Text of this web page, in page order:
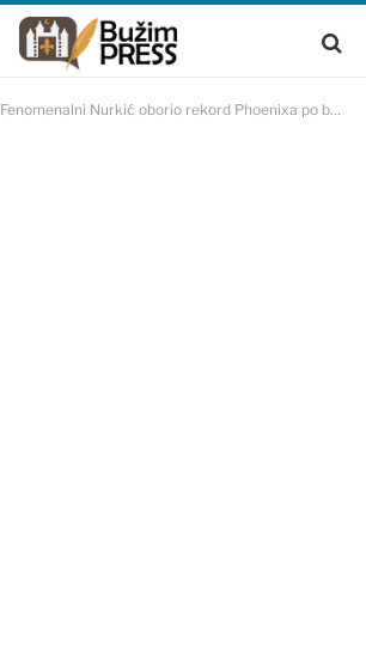
Fenomenalni Nurkić oborio rekord Phoenixa po broju skokova na utakmici